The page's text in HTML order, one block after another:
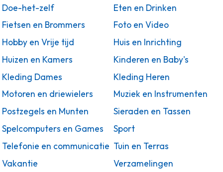
Doe-het-zelf
Eten en Drinken
Fietsen en Brommers
Foto en Video
Hobby en Vrije tijd
Huis en Inrichting
Huizen en Kamers
Kinderen en Baby's
Kleding Dames
Kleding Heren
Motoren en driewielers
Muziek en Instrumenten
Postzegels en Munten
Sieraden en Tassen
Spelcomputers en Games
Sport
Telefonie en communicatie Tuin en Terras
Vakantie
Verzamelingen